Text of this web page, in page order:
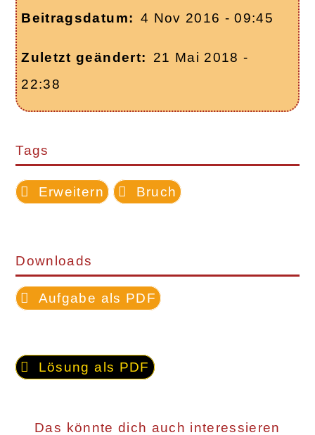
Beitragsdatum 4 Nov 2016 - 09:45
Zuletzt geändert
21 Mai 2018 -
22:38
Tags
Erweitern Bruch
Downloads
Aufgabe als PDF
Lösung als PDF
Das könnte dich auch interessieren